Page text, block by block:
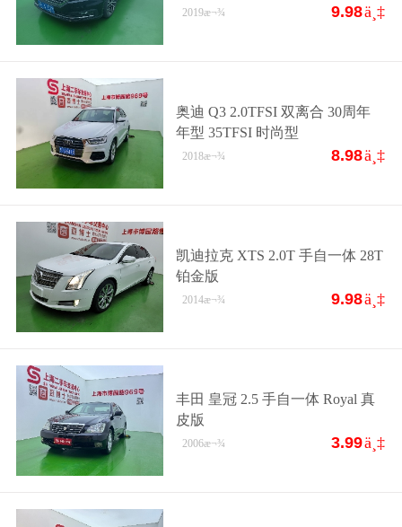
9.98ä¸‡
2019æ¬¾
奥迪 Q3 2.0TFSI 双离合 30周年
年型 35TFSI 时尚型
8.98ä¸‡
2018æ¬¾
凯迪拉克 XTS 2.0T 手自一体 28T
铂金版
9.98ä¸‡
2014æ¬¾
丰田 皇冠 2.5 手自一体 Royal 真
皮版
3.99ä¸‡
2006æ¬¾